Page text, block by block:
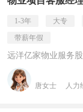
1-3年 大专
带薪年假
远洋亿家物业服务
唐女士 人力